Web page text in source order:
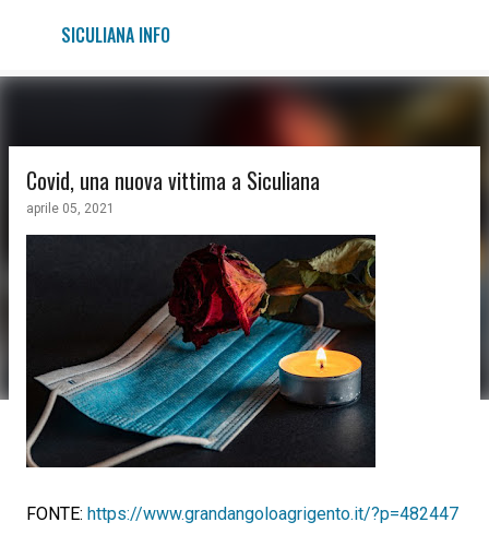
Passa ai contenuti principali
SICULIANA INFO
Covid, una nuova vittima a Siculiana
aprile 05, 2021
FONTE: https://www.grandangoloagrigento.it/?p=482447